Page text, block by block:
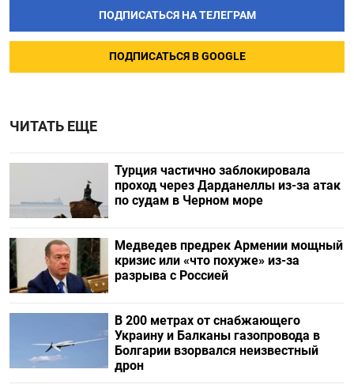
ПОДПИСАТЬСЯ НА ТЕЛЕГРАМ
ПОДПИСАТЬСЯ В GOOGLE
ЧИТАТЬ ЕЩЕ
Турция частично заблокировала
проход через Дарданеллы из-за атак
по судам в Черном море
Медведев предрек Армении мощный
кризис или «что похуже» из-за
разрыва с Россией
В 200 метрах от снабжающего
Украину и Балканы газопровода в
Болгарии взорвался неизвестный
дрон